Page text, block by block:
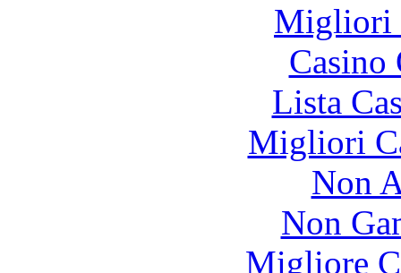
Migliori
Lista
Migliori
Non
Non
Migliore